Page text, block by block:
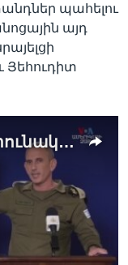
պահելու
այդ
Գազայում մարտերը շարունակվում են, աճում է զոհերի թիվն ու ավերածությունների ծավալը